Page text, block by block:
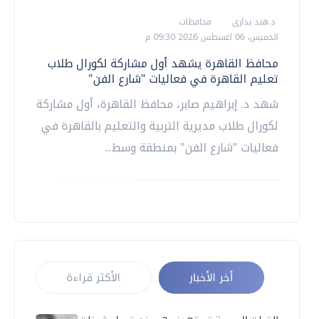
د.هند بدارى
محافظات
الخميس، 06 اغسطس 2026 09:30 م
محافظ القاهرة يشهد أول مشاركة لكورال طلاب
تعليم القاهرة في فعاليات "شارع الفن"
شهد د. إبراهيم صابر، محافظ القاهرة، أول مشاركة
لكورال طلاب مديرية التربية والتعليم بالقاهرة في
فعاليات "شارع الفن" بمنطقة وسط...
أخر الأخبار الأكثر قراءة